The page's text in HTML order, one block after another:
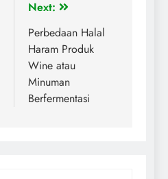
Next:
Perbedaan Halal
Haram Produk
Wine atau
Minuman
Berfermentasi